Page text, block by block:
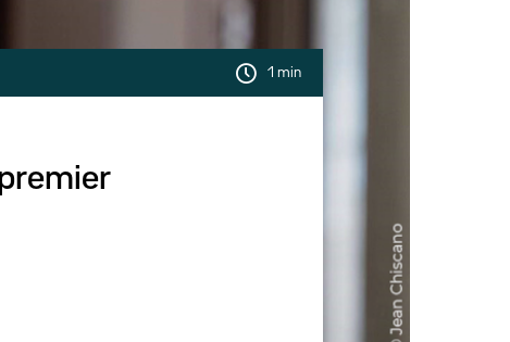
1 min